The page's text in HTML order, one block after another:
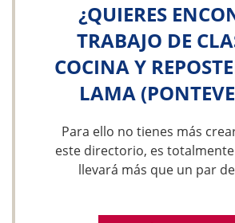
¿QUIERES
TRABAJO DE
COCINA Y
LAMA
Para ello no tienes más
este directorio, es
llevará más que un par